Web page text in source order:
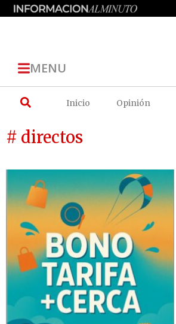
MENU
Inicio Opinión
# directos